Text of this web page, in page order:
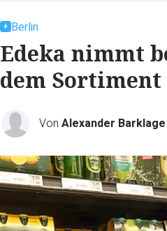
Berlin
Edeka nimmt
dem Sortiment
Von Alexander Barklage